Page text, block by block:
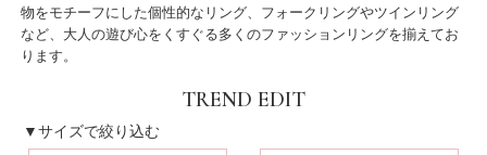
物をモチーフにした個性的なリング、フォークリングやツインリング
など、大人の遊び心をくすぐる多くのファッションリングを揃えてお
ります。
TREND EDIT
▼サイズで絞り込む